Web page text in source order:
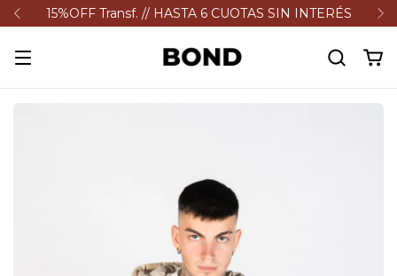
15%OFF Transf. // HASTA 6 CUOTAS SIN INTERÉS